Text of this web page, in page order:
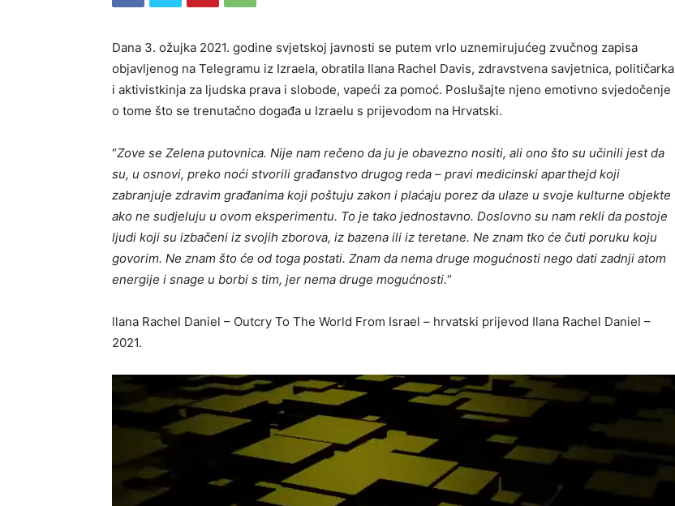
Dana 3. ožujka 2021. godine svjetskoj javnosti se putem vrlo uznemirujućeg zvučnog zapisa
objavljenog na Telegramu iz Izraela, obratila Ilana Rachel Davis, zdravstvena savjetnica, političarka
i aktivistkinja za ljudska prava i slobode, vapeći za pomoć. Poslušajte njeno emotivno svjedočenje
o tome što se trenutačno događa u Izraelu s prijevodom na Hrvatski.
“Zove se Zelena putovnica. Nije nam rečeno da ju je obavezno nositi, ali ono što su učinili jest da
su, u osnovi, preko noći stvorili građanstvo drugog reda – pravi medicinski aparthejd koji
zabranjuje zdravim građanima koji poštuju zakon i plaćaju porez da ulaze u svoje kulturne objekte
ako ne sudjeluju u ovom eksperimentu. To je tako jednostavno. Doslovno su nam rekli da postoje
ljudi koji su izbačeni iz svojih zborova, iz bazena ili iz teretane. Ne znam tko će čuti poruku koju
govorim. Ne znam što će od toga postati. Znam da nema druge mogućnosti nego dati zadnji atom
energije i snage u borbi s tim, jer nema druge mogućnosti.“
llana Rachel Daniel – Outcry To The World From Israel – hrvatski prijevod Ilana Rachel Daniel –
2021.